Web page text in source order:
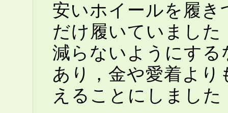
安いホイールを履
だけ履いていまし
減らないようにす
あり，金や愛着よ
えることにしました